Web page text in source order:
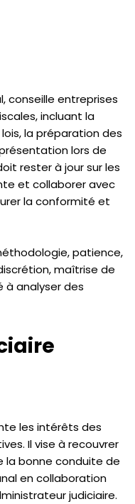
conseille entreprises
incluant la
la préparation des
lors de
rester à jour sur les
et collaborer avec
la conformité et
patience,
maîtrise de
analyser des
les intérêts des
Il vise à recouvrer
la bonne conduite de
en collaboration
judiciaire.